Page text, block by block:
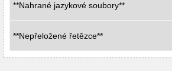
**Nahrané jazykové soubory**
**Nepřeložené řetězce**